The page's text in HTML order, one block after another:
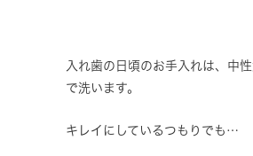
入れ歯の日頃のお手入れは、中
で洗います。
キレイにしているつもりでも…